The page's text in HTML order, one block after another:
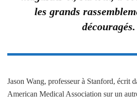
les grands
découragés.
Jason Wang, professeur à Stanford, écrit
American Medical Association sur un